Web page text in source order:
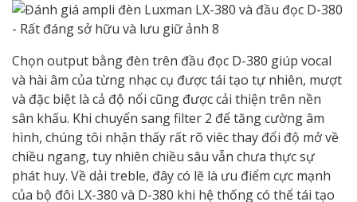
Chọn output bằng đèn trên đầu đọc D-380 giúp vocal
và hài âm của từng nhạc cụ được tái tạo tự nhiên, mượt
và đặc biệt là cả độ nổi cũng được cải thiện trên nền
sân khấu. Khi chuyển sang filter 2 để tăng cường âm
hình, chúng tôi nhận thấy rất rõ viêc thay đổi độ mở về
chiều ngang, tuy nhiên chiều sâu vẫn chưa thực sự
phát huy. Về dải treble, đây có lẽ là ưu điểm cực mạnh
của bộ đôi LX-380 và D-380 khi hệ thống có thể tái tạo